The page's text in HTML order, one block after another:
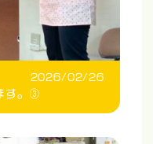
2026/02/26
す。③